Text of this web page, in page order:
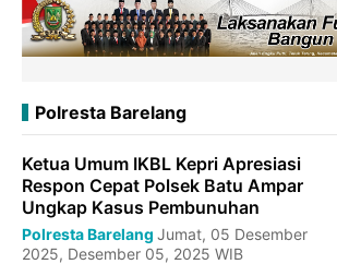
Polresta Barelang
Ketua Umum IKBL Kepri Apresiasi
Respon Cepat Polsek Batu Ampar
Ungkap Kasus Pembunuhan
Polresta Barelang Jumat, 05 Desember
2025, Desember 05, 2025 WIB